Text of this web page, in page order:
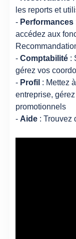
les reports et
- Performances
accédez aux
-Comptabilité :
gérez vos
- Profil : Mettez
entreprise,
promotionnels
- Aide : Trouvez